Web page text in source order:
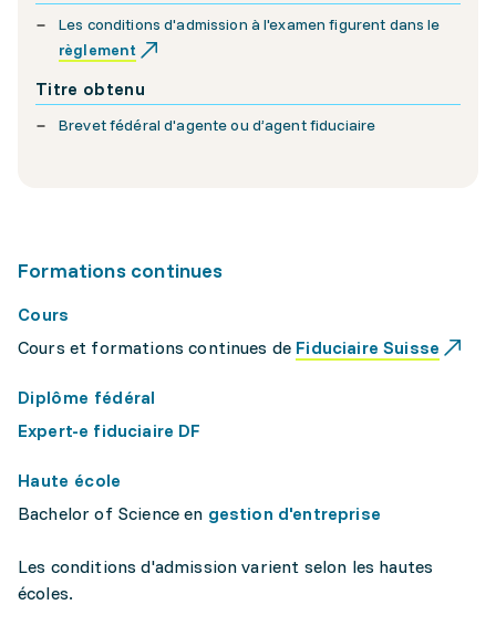
Les conditions d'admission à l'examen figurent dans le
règlement
Titre obtenu
Brevet fédéral d'agente ou d’agent fiduciaire
Formations continues
Cours
Cours et formations continues de Fiduciaire Suisse
Diplôme fédéral
Expert-e fiduciaire DF
Haute école
Bachelor of Science en gestion d'entreprise
Les conditions d'admission varient selon les hautes
écoles.